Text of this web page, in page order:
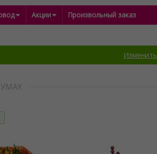
Акции Произвольный заказ
Изменить